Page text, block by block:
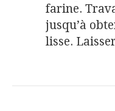
farine.
jusqu’à
lisse.